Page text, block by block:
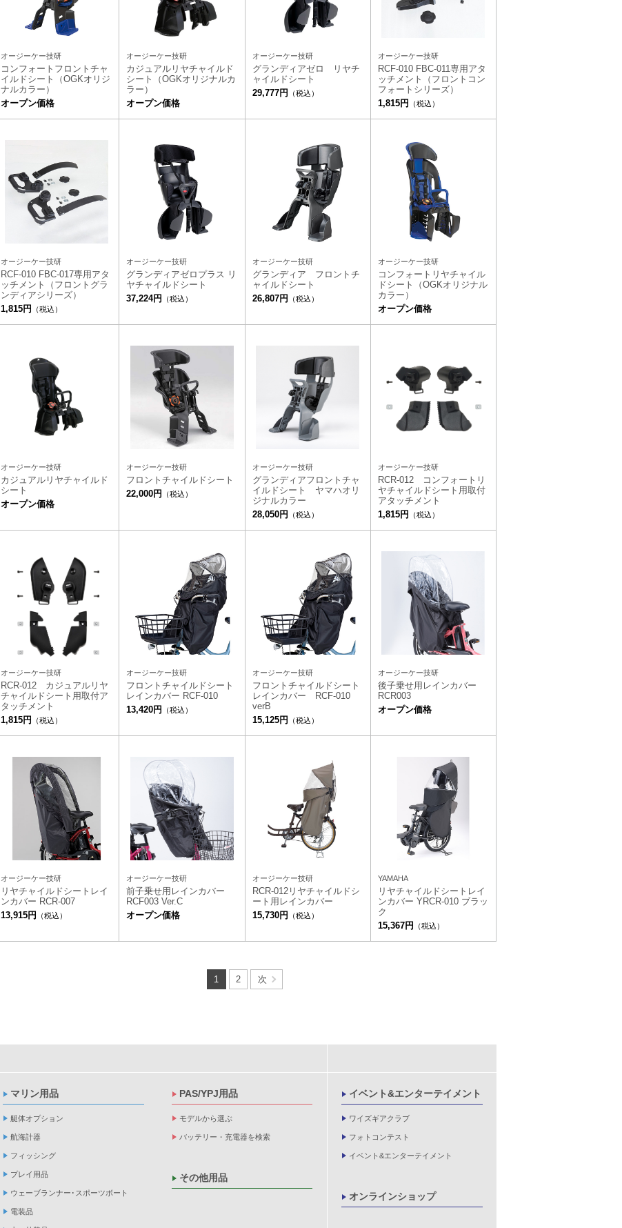
オージーケー技研
コンフォートフロントチャ
イルドシート（OGKオリジ
ナルカラー）
オープン価格
オージーケー技研
カジュアルリヤチャイルド
シート（OGKオリジナルカ
ラー）
オープン価格
オージーケー技研
グランディアゼロ リヤチ
ャイルドシート
29,777円
（税込）
オージーケー技研
RCF-010 FBC-011専用アタ
ッチメント（フロントコン
フォートシリーズ）
1,815円
（税込）
オージーケー技研
RCF-010 FBC-017専用アタ
ッチメント（フロントグラ
ンディアシリーズ）
1,815円
（税込）
オージーケー技研
グランディアゼロプラス リ
ヤチャイルドシート
37,224円
（税込）
オージーケー技研
グランディア フロントチ
ャイルドシート
26,807円
（税込）
オージーケー技研
コンフォートリヤチャイル
ドシート（OGKオリジナル
カラー）
オープン価格
オージーケー技研
カジュアルリヤチャイルド
シート
オープン価格
オージーケー技研
フロントチャイルドシート
22,000円
（税込）
オージーケー技研
グランディアフロントチャ
イルドシート ヤマハオリ
ジナルカラー
28,050円
（税込）
オージーケー技研
RCR-012 コンフォートリ
ヤチャイルドシート用取付
アタッチメント
1,815円
（税込）
オージーケー技研
RCR-012 カジュアルリヤ
チャイルドシート用取付ア
タッチメント
1,815円
（税込）
オージーケー技研
フロントチャイルドシート
レインカバー RCF-010
13,420円
（税込）
オージーケー技研
フロントチャイルドシート
レインカバー RCF-010
verB
15,125円
（税込）
オージーケー技研
後子乗せ用レインカバー
RCR003
オープン価格
オージーケー技研
リヤチャイルドシートレイ
ンカバー RCR-007
13,915円
（税込）
オージーケー技研
前子乗せ用レインカバー
RCF003 Ver.C
オープン価格
オージーケー技研
RCR-012リヤチャイルドシ
ート用レインカバー
15,730円
（税込）
YAMAHA
リヤチャイルドシートレイ
ンカバー YRCR-010 ブラッ
ク
15,367円
（税込）
1 2 次
マリン用品
艇体オプション
航海計器
フィッシング
プレイ用品
ウェーブランナー･スポーツボート
電装品
PAS/YPJ用品
モデルから選ぶ
バッテリー・充電器を検索
その他用品
イベント&エンターテイメント
ワイズギアクラブ
フォトコンテスト
イベント&エンターテイメント
オンラインショップ